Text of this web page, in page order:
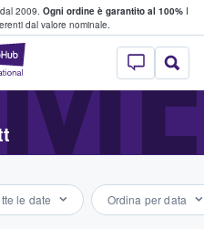
2009. Ogni ordine è garantito al 100%I
dal valore nominale.
StubHub - Dove
biglietti
le date Ordina per data